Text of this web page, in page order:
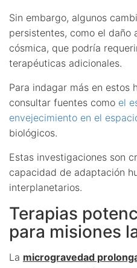
Sin embargo, algunos
persistentes, como el daño
cósmica, que podría
terapéuticas adicionales.
Para indagar más en estos
consultar fuentes como el
envejecimiento en el
biológicos.
Estas investigaciones son
capacidad de adaptación
interplanetarios.
Terapias
para misiones
La microgravedad